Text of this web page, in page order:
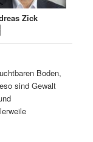
Zick
Boden,
sind Gewalt